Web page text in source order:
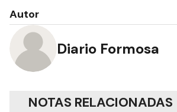
Autor
Diario Formosa
NOTAS RELACIONADAS